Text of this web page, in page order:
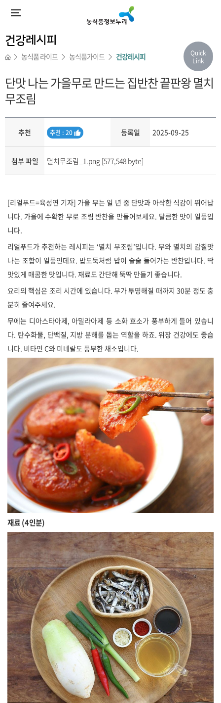
건강레시피
농식품 라이프 농식품가이드 건강레시피
단맛 나는 가을무로 만드는 집반찬 끝판왕 멸치
무조림
추천
추
추천 : 20 등록일 2025-09-25
첨부 파일 멸치무조림_1.png [577,548 byte]
[리얼푸드=육성연 기자] 가을 무는 일 년 중 단맛과 아삭한 식감이 뛰어납
니다. 가을에 수확한 무로 조림 반찬을 만들어보세요. 달큼한 맛이 일품입
니다.
리얼푸드가 추천하는 레시피는 ‘멸치 무조림’입니다. 무와 멸치의 감칠맛
나는 조합이 일품인데요. 밥도둑처럼 밥이 술술 들어가는 반찬입니다. 딱
맛있게 매콤한 맛입니다. 재료도 간단해 뚝딱 만들기 좋습니다.
요리의 핵심은 조리 시간에 있습니다. 무가 투명해질 때까지 30분 정도 충
분히 졸여주세요.
무에는 디아스타아제, 아밀라아제 등 소화 효소가 풍부하게 들어 있습니
다. 탄수화물, 단백질, 지방 분해를 돕는 역할을 하죠. 위장 건강에도 좋습
니다. 비타민 C와 미네랄도 풍부한 채소입니다.
재료 (4인분)
Quick
Link